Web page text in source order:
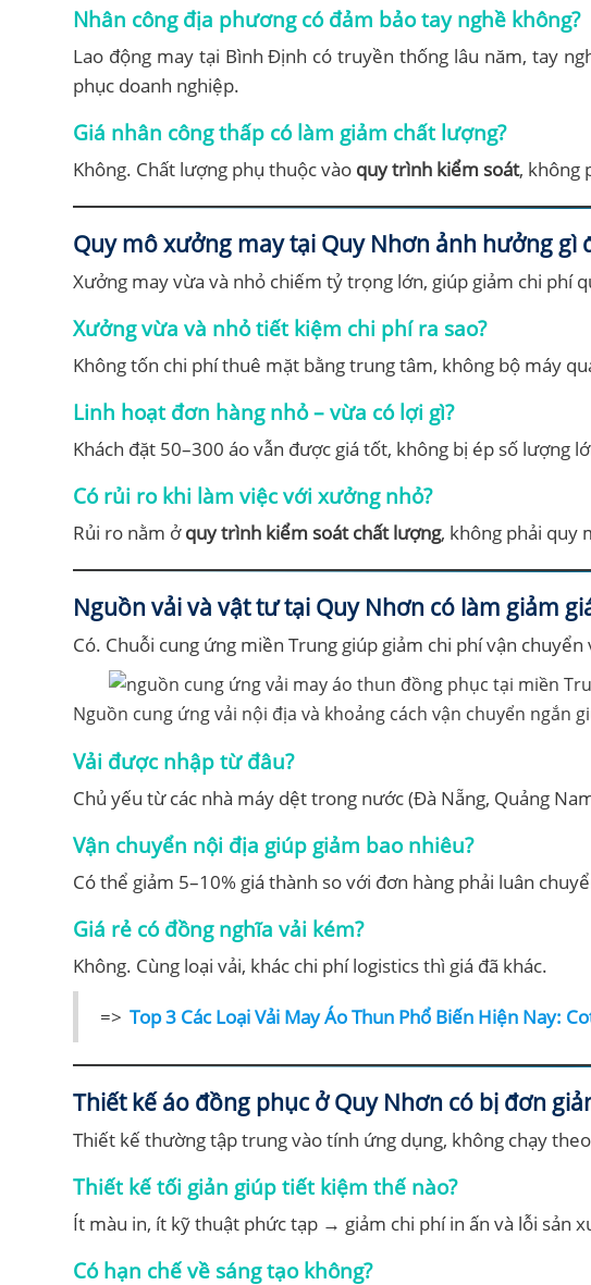
Nhân công địa phương có đảm bảo tay nghề không?
Lao động may tại Bình Định có truyền thống lâu năm, tay
phục doanh nghiệp.
Giá nhân công thấp có làm giảm chất lượng?
Không. Chất lượng phụ thuộc vào quy trình kiểm soát, không
Quy mô xưởng may tại Quy Nhơn ảnh hưởng gì
Xưởng may vừa và nhỏ chiếm tỷ trọng lớn, giúp giảm chi phí
Xưởng vừa và nhỏ tiết kiệm chi phí ra sao?
Không tốn chi phí thuê mặt bằng trung tâm, không bộ máy
Linh hoạt đơn hàng nhỏ – vừa có lợi gì?
Khách đặt 50–300 áo vẫn được giá tốt, không bị ép số lượng
Có rủi ro khi làm việc với xưởng nhỏ?
Rủi ro nằm ởquy trình kiểm soát chất lượng, không phải quy
Nguồn vải và vật tư tại Quy Nhơn có làm giảm
Có. Chuỗi cung ứng miền Trung giúp giảm chi phí vận chuyển
Nguồn cung ứng vải nội địa và khoảng cách vận chuyển ngắn
Vải được nhập từ đâu?
Chủ yếu từ các nhà máy dệt trong nước (Đà Nẵng, Quảng
Vận chuyển nội địa giúp giảm bao nhiêu?
Có thể giảm 5–10% giá thành so với đơn hàng phải luân
Giá rẻ có đồng nghĩa vải kém?
Không. Cùng loại vải, khác chi phí logistics thì giá đã khác.
=> Top 3 Các Loại Vải May Áo Thun Phổ Biến Hiện Nay:
Thiết kế áo đồng phục ở Quy Nhơn có bị đơn
Thiết kế thường tập trung vào tính ứng dụng, không chạy
Thiết kế tối giản giúp tiết kiệm thế nào?
Ít màu in, ít kỹ thuật phức tạp → giảm chi phí in ấn và lỗi sản
Có hạn chế về sáng tạo không?